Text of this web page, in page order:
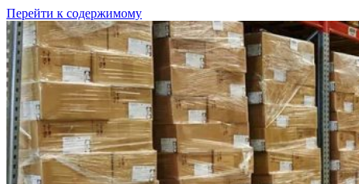
Перейти к содержимому